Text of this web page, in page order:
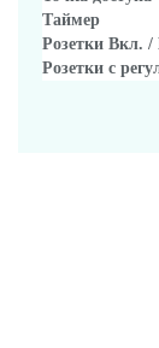
Таймер
Розетки Вкл.
Розетки с